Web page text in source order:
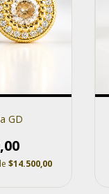
GD
$14.500,00